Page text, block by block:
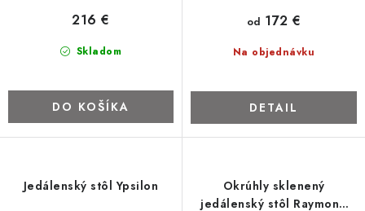
Skladom
216 €
DO KOŠÍKA
Na objednávku
od 172 €
DETAIL
Jedálenský stôl Ypsilon
Okrúhly sklenený
jedálenský stôl Raymond